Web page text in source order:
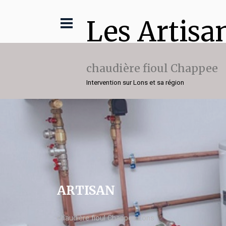
Les
chaudière fioul Chappee
Intervention sur Lons et sa région
ARTISAN
chaudière fioul Chappee Lons